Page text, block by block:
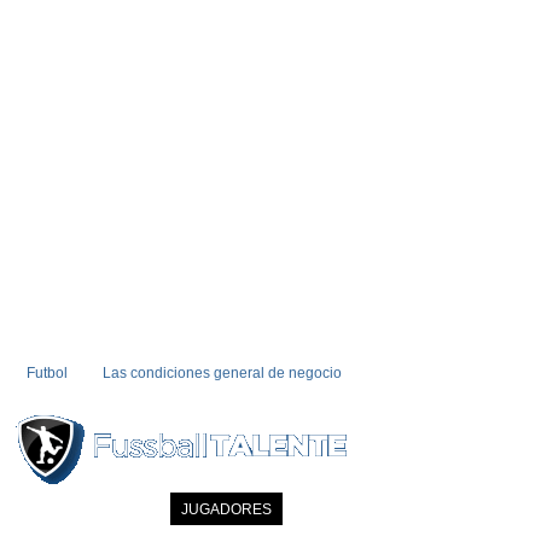
Futbol Las condiciones general de negocio
JUGADORES